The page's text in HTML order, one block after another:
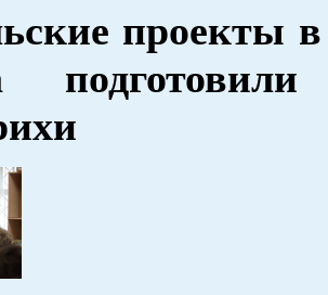
проекты